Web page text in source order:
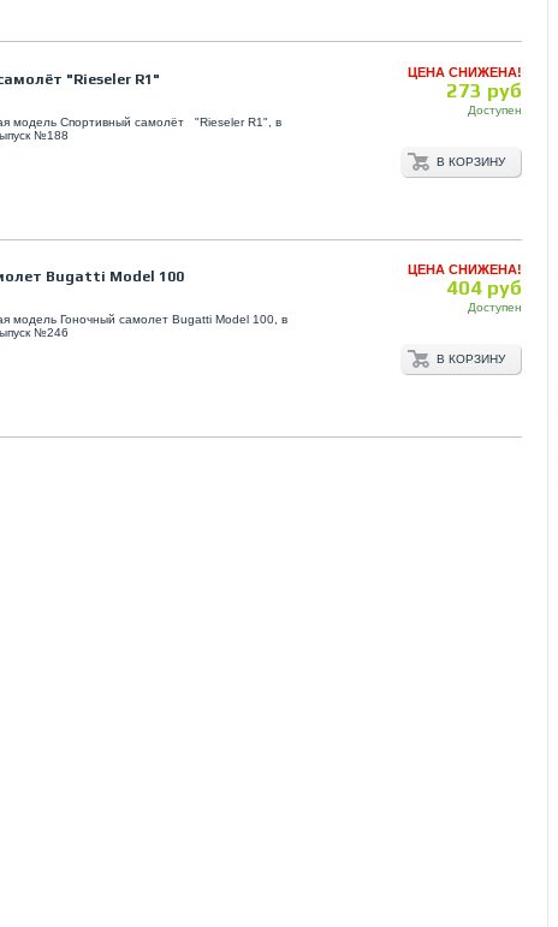
"Rieseler R1"
модель Спортивный самолёт "Rieseler R1", в
№188
ЦЕНА СНИЖЕНА!
273 руб
Доступен
В КОРЗИНУ
Bugatti Model 100
модель Гоночный самолет Bugatti Model 100, в
№246
ЦЕНА СНИЖЕНА!
404 руб
Доступен
В КОРЗИНУ